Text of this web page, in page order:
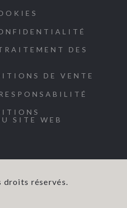
DES
DE VENTE
SITE WEB
droits réservés.